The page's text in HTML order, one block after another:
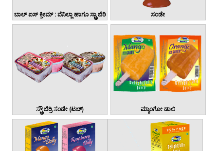
ಬಾಲ್ ಐಸ್ ಕ್ರೀಮ್ : ವೆನಿಲ್ಲಾ ಹಾಗೂ ಸ್ಟ್ರಾಬೆರಿ ಸಂಡೇ
ಸ್ಟ್ರೌಬೆರ್ರಿ ಸಂಡೇ (ಟಬ್) ಮ್ಯಾಂಗೋ ಡಾಲಿ